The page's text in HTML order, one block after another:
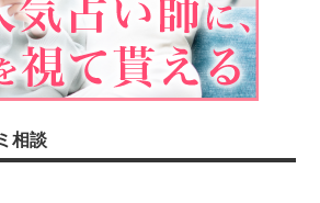
相談